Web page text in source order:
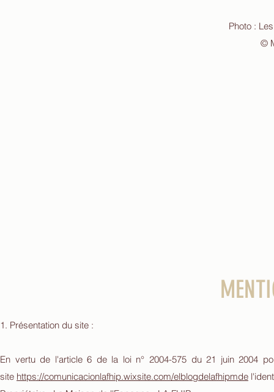
Photo :
©
1. Présentation du site :
En vertu de l'article 6 de la loi n° 2004-575 du 21 juin 2004
site https://comunicacionlafhip.wixsite.com/elblogdelafhipmde